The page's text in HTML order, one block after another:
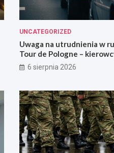
UNCATEGORIZED
Uwaga na utrudnienia w
Tour de Pologne –
przygotowani!
6 sierpnia 2026